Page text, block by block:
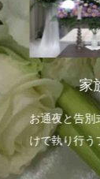
家
お通夜と告別
けで執り行う